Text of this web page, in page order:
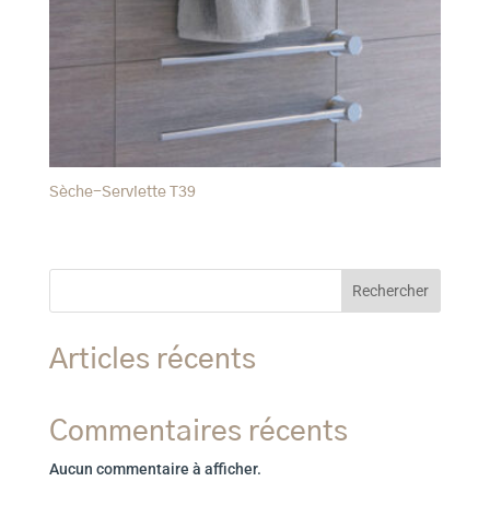
Sèche-Serviette T39
Rechercher
Articles récents
Commentaires récents
Aucun commentaire à afficher.